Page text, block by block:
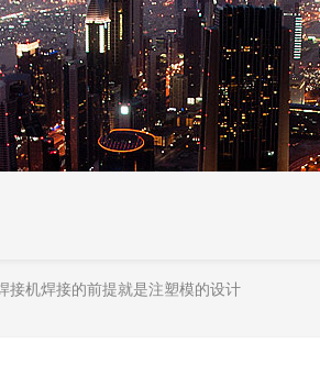
接机焊接的前提就是注塑模的设计